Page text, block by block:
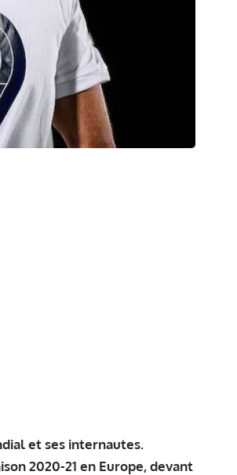
et ses internautes.
2020-21 en Europe, devant